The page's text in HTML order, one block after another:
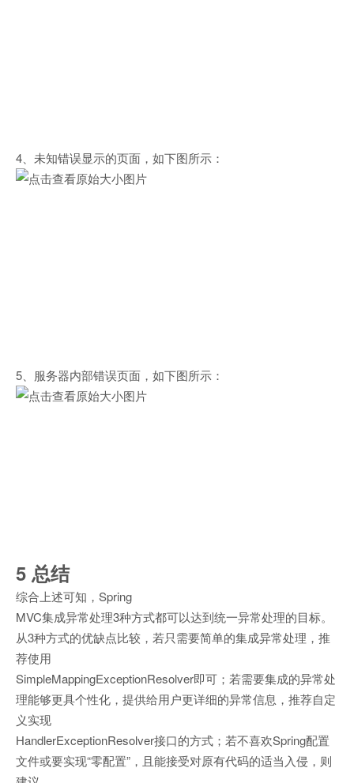
4、未知错误显示的页面，如下图所示：
5、服务器内部错误页面，如下图所示：
5 总结
综合上述可知，Spring
MVC集成异常处理3种方式都可以达到统一异常处理的目标。
从3种方式的优缺点比较，若只需要简单的集成异常处理，推
荐使用
SimpleMappingExceptionResolver即可；若需要集成的异常处
理能够更具个性化，提供给用户更详细的异常信息，推荐自定
义实现
HandlerExceptionResolver接口的方式；若不喜欢Spring配置
文件或要实现“零配置”，且能接受对原有代码的适当入侵，则